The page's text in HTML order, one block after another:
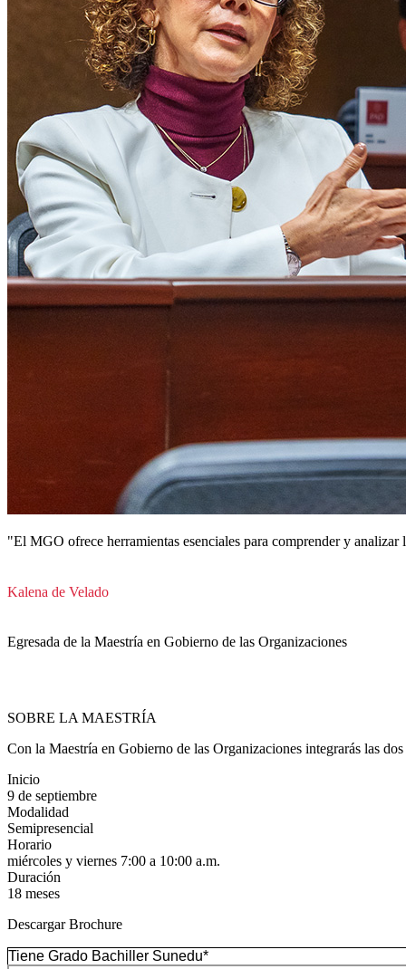
"El MGO ofrece herramientas esenciales para comprender y
Kalena de Velado
Egresada de la Maestría en Gobierno de las Organizaciones
SOBRE LA MAESTRÍA
Con la Maestría en Gobierno de las Organizaciones integrarás las
Inicio
9 de septiembre
Modalidad
Semipresencial
Horario
miércoles y viernes 7:00 a 10:00 a.m.
Duración
18 meses
Descargar Brochure